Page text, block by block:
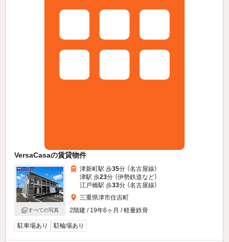
VersaCasaの賃貸物件
すべての写真
津新町駅 歩35分 （名古屋線）
津駅 歩23分 （伊勢鉄道など）
江戸橋駅 歩33分 （名古屋線）
三重県津市住吉町
2階建 / 19年6ヶ月 / 軽量鉄骨
駐車場あり 駐輪場あり